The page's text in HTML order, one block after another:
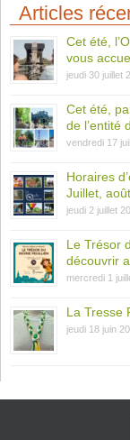
Articles
Cet été,
vous
jeudi 30 juillet
Cet été,
de l’entité
vendredi 17
Horaires
Juillet,
jeudi 2 juillet
Le Trésor
découvrir
mercredi 1
La Tresse
jeudi 18 juin